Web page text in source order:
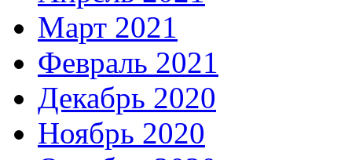
Март 2021
Февраль 2021
Декабрь 2020
Ноябрь 2020